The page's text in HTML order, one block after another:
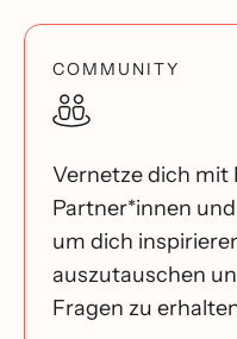
COMMUNITY
Vernetze dich mit
Partner*innen
um dich
auszutauschen
Fragen zu